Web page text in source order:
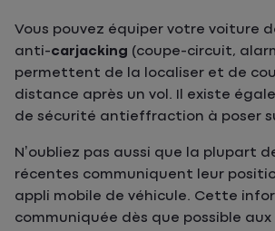
Vous pouvez équiper votre voiture
anti-carjacking (coupe-circuit,
permettent de la localiser et de
distance après un vol. Il existe
de sécurité antieffraction à poser
N’oubliez pas aussi que la plupart
récentes communiquent leur
appli mobile de véhicule. Cette
communiquée dès que possible